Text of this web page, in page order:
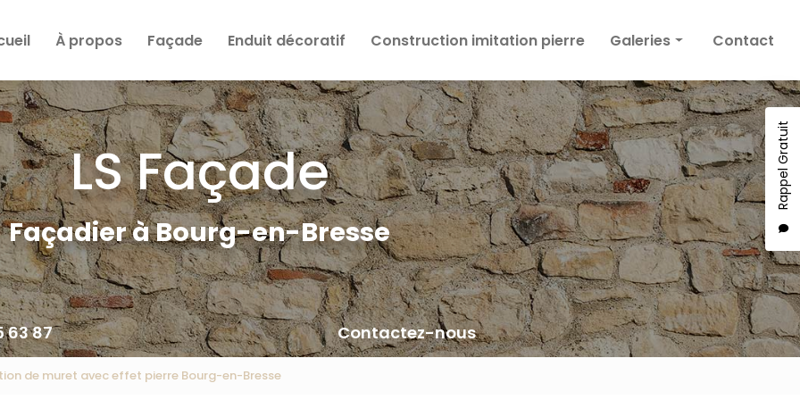
Rappel Gratuit
À propos Façade Enduit décoratif Construction imitation pierre Galeries
Façade
Enduit décoratif
Construction imitation pierre
Contact
LS Façade
Façadier à Bourg-en-Bresse
63 87 Contactez-nous
de muret avec effet pierre Bourg-en-Bresse